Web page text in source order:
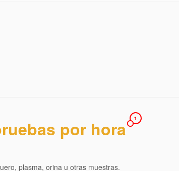
por hora 1
plasma, orina u otras muestras.